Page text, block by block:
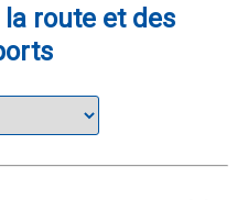
la route et des